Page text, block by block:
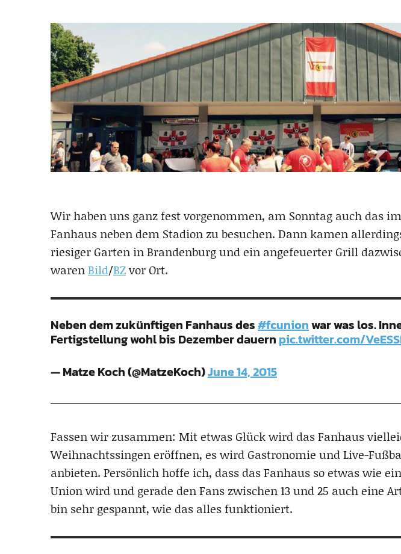
Wir haben uns ganz fest vorgenommen, am Sonntag auch das
Fanhaus neben dem Stadion zu besuchen. Dann kamen
riesiger Garten in Brandenburg und ein angefeuerter Grill
warenBild/BZvor Ort.
Neben dem zukünftigen Fanhaus des#fcunionwar was los.
Fertigstellung wohl bis Dezember dauern pic.twitter.com/
— Matze Koch (@MatzeKoch)June 14, 2015
Fassen wir zusammen: Mit etwas Glück wird das Fanhaus
Weihnachtssingen eröffnen, es wird Gastronomie und Live-
anbieten. Persönlich hoffe ich, dass das Fanhaus so etwas wie
Union wird und gerade den Fans zwischen 13 und 25 auch eine
bin sehr gespannt, wie das alles funktioniert.